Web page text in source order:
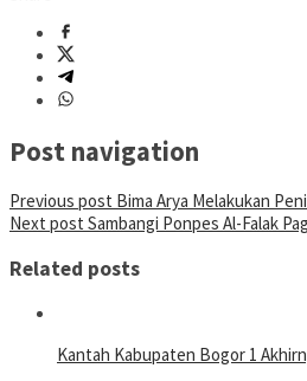
Post navigation
Previous post Bima Arya Melakukan
Next post Sambangi Ponpes Al-Falak
Related posts
Kantah Kabupaten Bogor 1